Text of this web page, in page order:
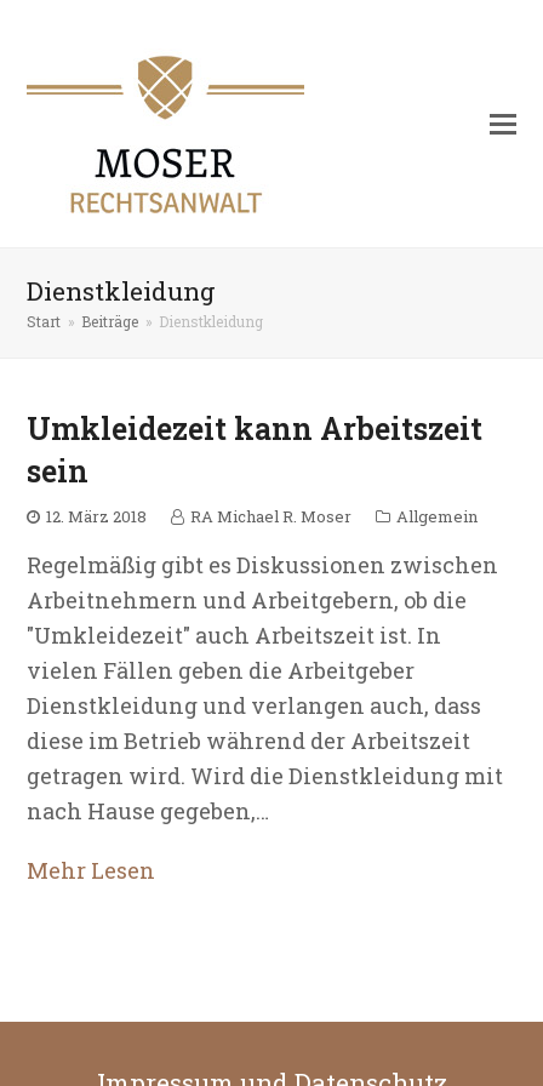
Dienstkleidung
Start » Beiträge » Dienstkleidung
Umkleidezeit kann Arbeitszeit
sein
12. März 2018 RA Michael R. Moser Allgemein
Regelmäßig gibt es Diskussionen zwischen
Arbeitnehmern und Arbeitgebern, ob die
"Umkleidezeit" auch Arbeitszeit ist. In
vielen Fällen geben die Arbeitgeber
Dienstkleidung und verlangen auch, dass
diese im Betrieb während der Arbeitszeit
getragen wird. Wird die Dienstkleidung mit
nach Hause gegeben,…
Mehr Lesen